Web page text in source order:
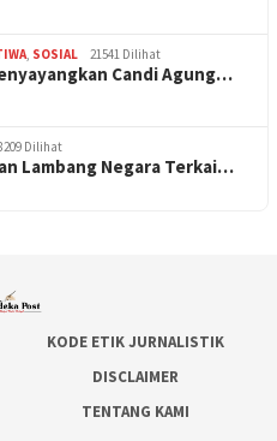
, SOSIAL 21541 Dilihat
Candi Agung…
Dilihat
Lambang Negara Terkai…
KODE ETIK JURNALISTIK
DISCLAIMER
TENTANG KAMI